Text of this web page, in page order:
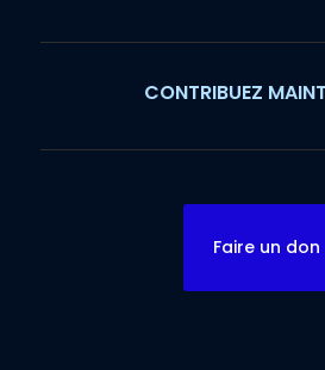
CONTRIBUEZ
Faire un don